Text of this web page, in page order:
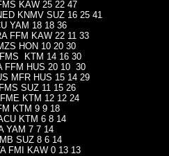
KAW 25 22 47
KNMV SUZ 16 25 41
YAM 18 18 36
FFM KAW 22 11 33
HON 10 20 30
KTM 14 16 30
FFM HUS 20 10 30
MFR HUS 15 14 29
SUZ 11 15 26
KTM 12 12 24
KTM 9 9 18
KTM 6 8 14
YAM 7 7 14
SUZ 8 6 14
FMI KAW 0 13 13